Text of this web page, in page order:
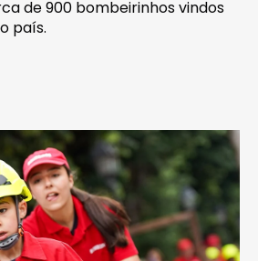
de 900 bombeirinhos vindos
país.